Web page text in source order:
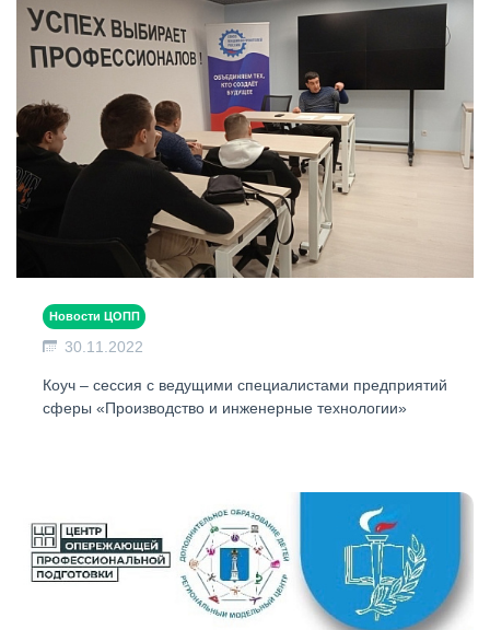
Новости ЦОПП
30.11.2022
Коуч – сессия с ведущими специалистами предприятий
сферы «Производство и инженерные технологии»